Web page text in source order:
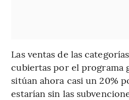
Las ventas de las
cubiertas por el programa
sitúan ahora casi un 20%
estarían sin las